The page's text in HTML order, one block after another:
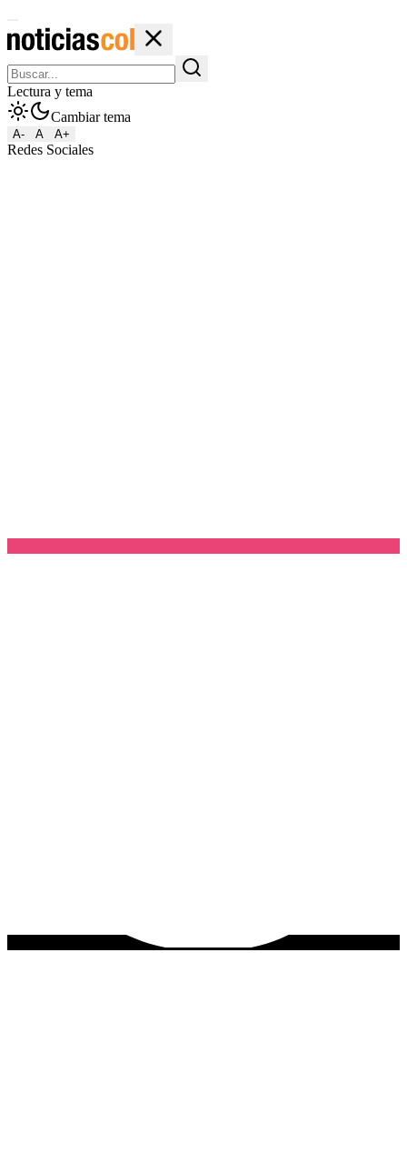
Lectura y tema
Cambiar tema
A- A A+
Redes Sociales